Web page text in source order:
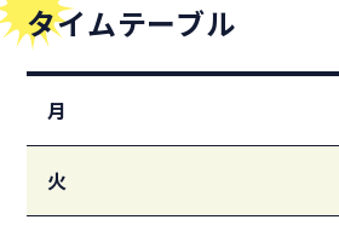
タイムテーブル
月
火